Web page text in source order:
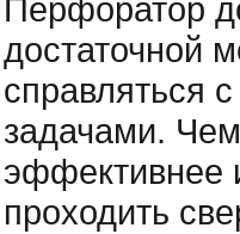
Перфоратор
достаточной
справляться
задачами.
эффективнее
проходить